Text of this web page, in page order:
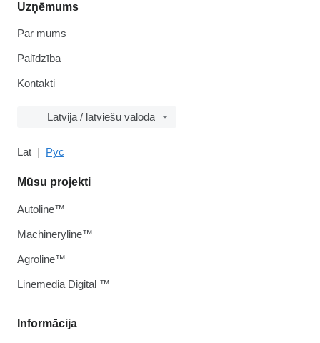
Uzņēmums
Par mums
Palīdzība
Kontakti
Latvija / latviešu valoda
Lat Рус
Informācija
Mūsu projekti
Autoline™
Machineryline™
Agroline™
Linemedia Digital ™